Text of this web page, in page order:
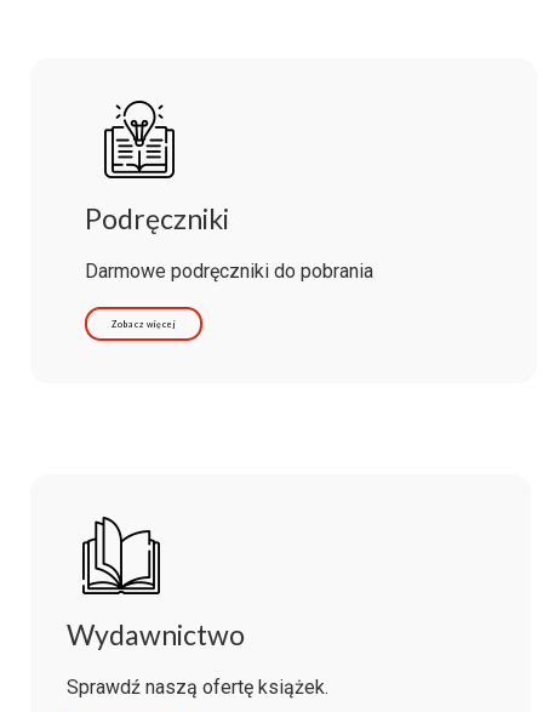
Podręczniki
Darmowe podręczniki do pobrania
Zobacz więcej
Wydawnictwo
Sprawdź naszą ofertę książek.